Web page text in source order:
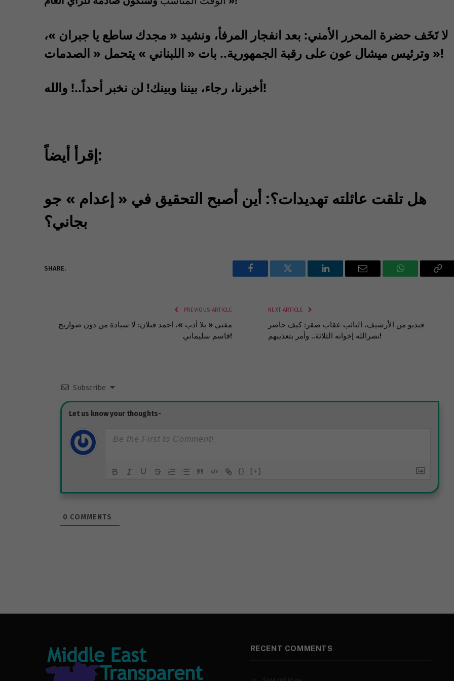
لا تَخَف حضرة المحرر الأمني: بعد انفجار المرفأ، ونشيد « مجدك ساطع يا جبران »،
وترئيس ميشال عون على رقبة الجمهورية.. بات « اللبناني » يتحمل « الصدمات »!
أخبرنا، رجاء، بيننا وبينك! لن نخبر أحداً..! والله!
إقرأ أيضاً:
هل تلقت عائلته تهديدات؟: أين أصبح التحقيق في « إعدام » جو
بجاني؟
SHARE.
Facebook Twitter LinkedIn Email WhatsApp
PREVIOUS ARTICLE
مفتي « بلا أدب »، احمد قبلان: لا سيادة من دون صواريخ
قاسم سليماني!
NEXT ARTICLE
فيديو من الأرشيف، النائب عقاب صقر: كيف حاصر
نصرالله إخوانه الثلاثة.. وأمر بتعذيبهم!
Subscribe
{} [+]
0 COMMENTS
RECENT COMMENTS